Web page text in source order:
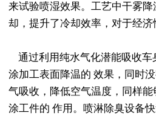
来试验喷湿效果。工艺中干雾
却，提升了冷却效率，对于经济
通过利用纯水气化潜能吸收车
涂加工表面降温的 效果，同时
气吸收，降低空气温度，同样
涂工件的 作用。喷淋除臭设备